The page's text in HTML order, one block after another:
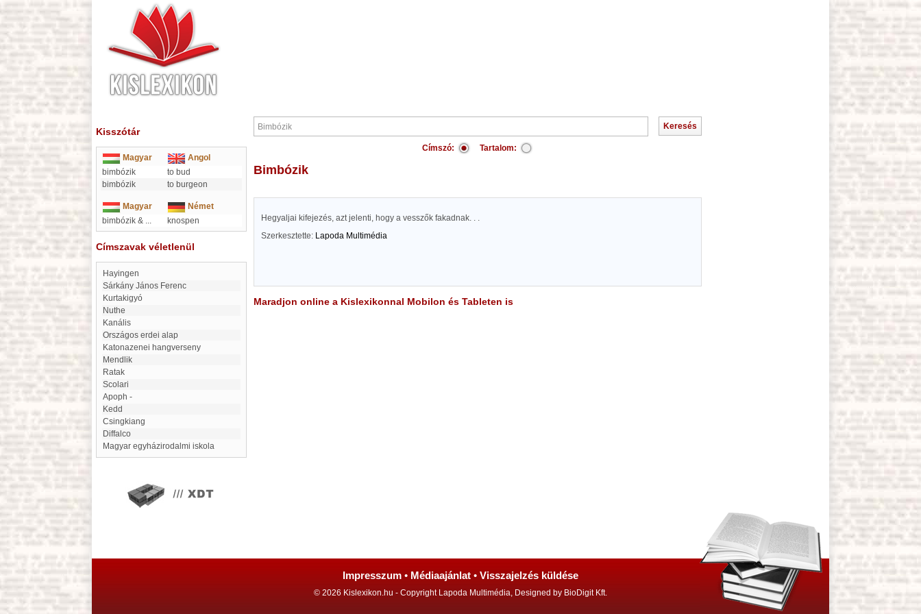
Kisszótár
Magyar
Angol
bimbózik
to bud
bimbózik
to burgeon
Magyar
Német
bimbózik & ... knospen
Címszavak véletlenül
Hayingen
Sárkány János Ferenc
Kurtakigyó
Nuthe
kanális
Országos erdei alap
Katonazenei hangverseny
Mendlik
Ratak
Scolari
apoph -
Kedd
Csingkiang
Diffalco
Magyar egyházirodalmi iskola
Címszó: Tartalom:
Bimbózik
Hegyaljai kifejezés, azt jelenti, hogy a vesszők fakadnak. . .
Szerkesztette: Lapoda Multimédia
Maradjon online a Kislexikonnal Mobilon és Tableten is
Impresszum • Médiaajánlat • Visszajelzés küldése
© 2026 Kislexikon.hu - Copyright Lapoda Multimédia, Designed by BioDigit Kft.